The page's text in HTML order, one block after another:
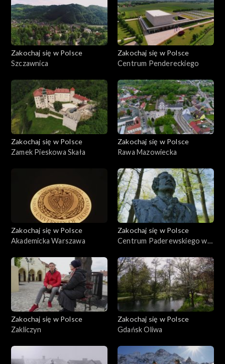
Zakochaj się w Polsce
Szczawnica
Zakochaj się w Polsce
Centrum Pendereckiego
Zakochaj się w Polsce
Zamek Pieskowa Skała
Zakochaj się w Polsce
Rawa Mazowiecka
Zakochaj się w Polsce
Akademicka Warszawa
Zakochaj się w Polsce
Centrum Paderewskiego w
Zakochaj się w Polsce
Zakliczyn
Zakochaj się w Polsce
Gdańsk Oliwa